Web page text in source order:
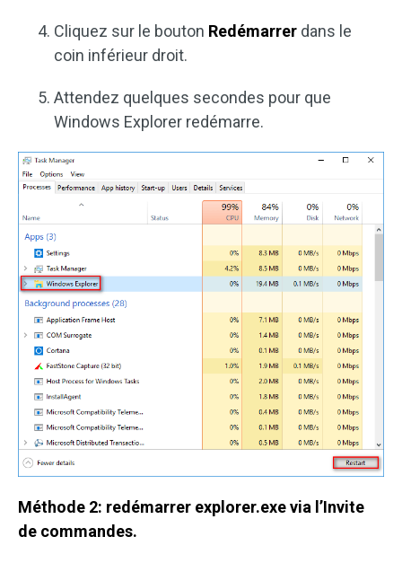
Cliquez sur le bouton Redémarrer dans le
coin inférieur droit.
Attendez quelques secondes pour que
Windows Explorer redémarre.
Méthode 2: redémarrer explorer.exe via l’Invite
de commandes.